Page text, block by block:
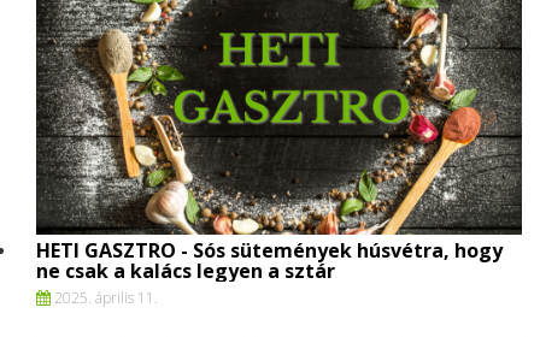
HETI GASZTRO - Sós sütemények húsvétra, hogy
ne csak a kalács legyen a sztár
2025. április 11.